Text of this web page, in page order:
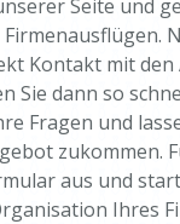
Seite und
Kontakt mit den
Sie dann so
Fragen und
zukommen.
aus und
Ihres